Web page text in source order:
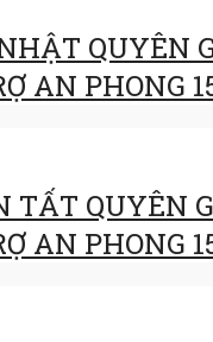
QUYÊN
AN PHONG
TẤT QUYÊN
AN PHONG